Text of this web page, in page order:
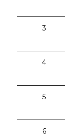
3
4
5
6